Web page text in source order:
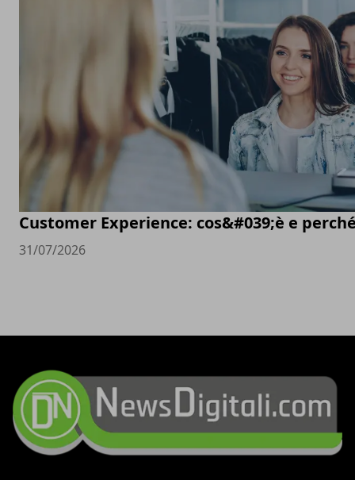
Customer Experience: cos&#039;è e
31/07/2026